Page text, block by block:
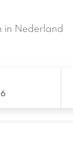
in Nederland